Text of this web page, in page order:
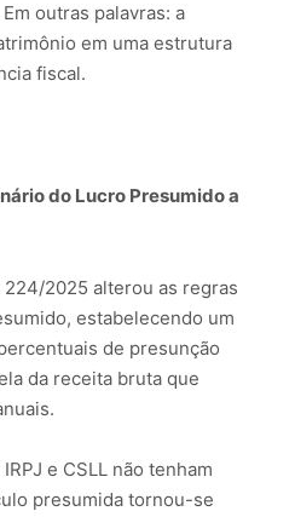
Em outras palavras: a
em uma estrutura
fiscal.
do Lucro Presumido a
224/2025 alterou as regras
estabelecendo um
de presunção
da receita bruta que
e CSLL não tenham
presumida tornou-se